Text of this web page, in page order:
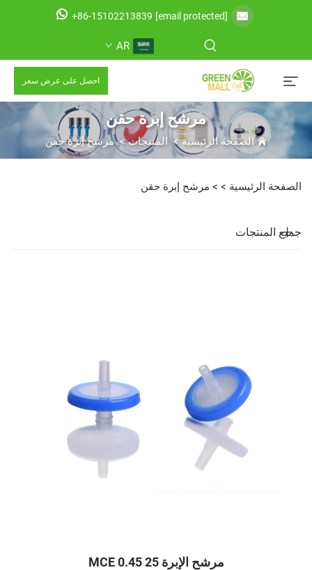
[email protected]
+86-15102213839
AR
احصل على عرض سعر
مرشح إبرة حقن
الصفحة الرئيسية>المنتجات>مرشح إبرة حقن
الصفحة الرئيسية > > مرشح إبرة حقن
جميع المنتجات
مرشح الإبرة 25 0.45 MCE